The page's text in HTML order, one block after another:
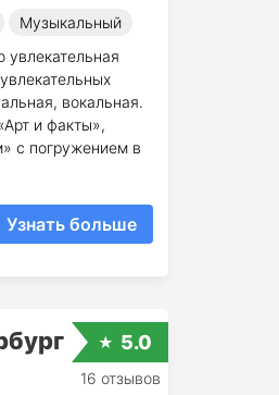
Музыкальный
увлекательная
вокальная.
и факты»,
с погружением в
Узнать больше
5.0
16 отзывов